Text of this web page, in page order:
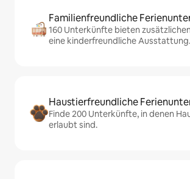
Familienfreundliche
160 Unterkünfte bieten
eine kinderfreundliche Ausstattung.
Haustierfreundliche
Finde 200 Unterkünfte, in denen
erlaubt sind.